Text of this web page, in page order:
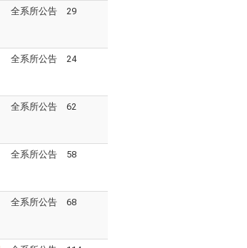
全系所公告 29
全系所公告 24
全系所公告 62
全系所公告 58
全系所公告 68